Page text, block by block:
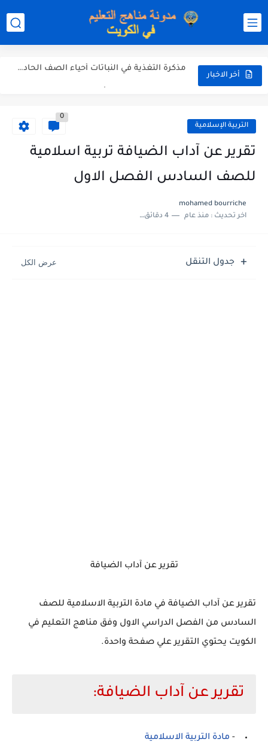
أخر الاخبار
مذكرة شاملة لكل دروس اللغة العربية الصف العاشر الفصل الثاني...
بنك أسئلة مع الحل فيزياء للصف الحادي عشر العلمي الفصل... التربية الإسلامية
0
تقرير عن آداب الضيافة تربية اسلامية
للصف السادس الفصل الاول
mohamed bourriche
اخر تحديث :منذ عام 4 دقائق للقراءة
جدول التنقل
تقرير عن آداب الضيافة
تقرير عن آداب الضيافة في مادة التربية الاسلامية للصف
السادس من الفصل الدراسي الاول وفق مناهج التعليم في
الكويت يحتوي التقرير علي صفحة واحدة.
تقرير عن آداب الضيافة:
- مادة التربية الاسلامية